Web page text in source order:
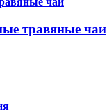
травяные чаи